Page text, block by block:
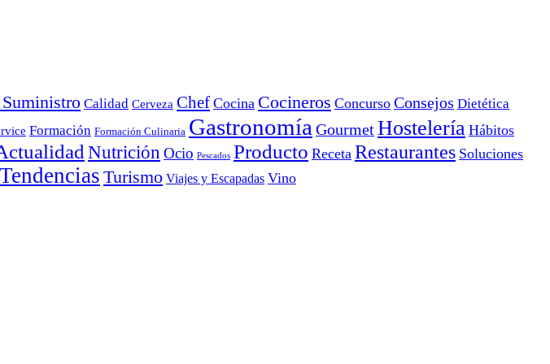
Calidad Cerveza Chef Cocina Cocineros Concurso Consejos Dietética
Formación Formación Culinaria Gastronomía GourmetHostelería Hábitos
Nutrición Ocio Pescados Producto Receta Restaurantes Soluciones
Tendencias Turismo Viajes y Escapadas Vino